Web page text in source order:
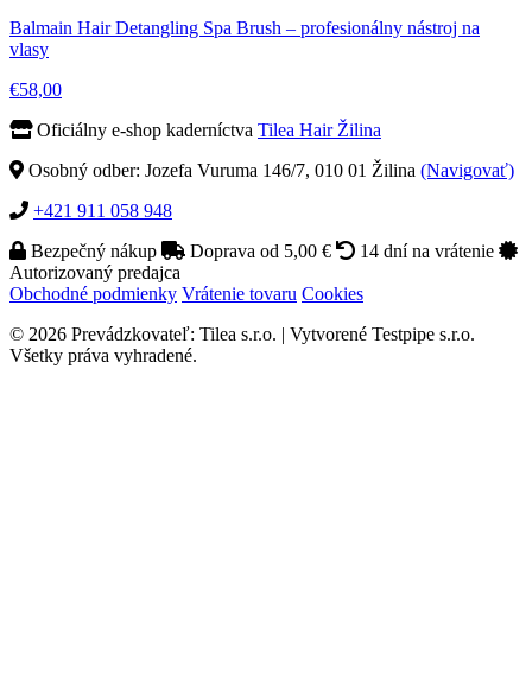
Balmain Hair Detangling Spa Brush – profesionálny nástroj na
vlasy
€58,00
Oficiálny e-shop kaderníctva Tilea Hair Žilina
Osobný odber: Jozefa Vuruma 146/7, 010 01 Žilina (Navigovať)
+421 911 058 948
Bezpečný nákup
Doprava od 5,00 €
14 dní na vrátenie
Autorizovaný predajca
Obchodné podmienky Vrátenie tovaru Cookies
© 2026 Prevádzkovateľ: Tilea s.r.o. | Vytvorené Testpipe s.r.o.
Všetky práva vyhradené.